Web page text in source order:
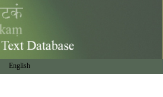
English